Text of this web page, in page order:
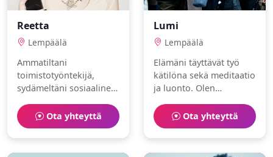
Reetta
Lempäälä
Ammatiltani
toimistotyöntekijä,
sydämeltäni sosiaalinen.
konsertit. Etsinnässä
sielunkumppani.
Ota yhteyttä
Lumi
Lempäälä
Elämäni täyttävät työ
kätilöna sekä meditaatio
ja luonto. Olen
Ota yhteyttä